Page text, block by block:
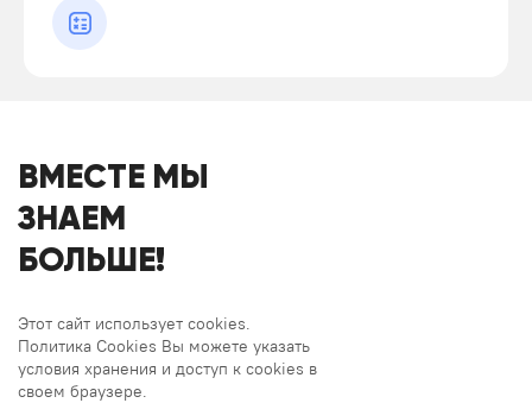
ВМЕСТЕ МЫ
ЗНАЕМ
БОЛЬШЕ!
Этот сайт использует cookies.
Политика Cookies Вы можете указать
условия хранения и доступ к cookies в
своем браузере.